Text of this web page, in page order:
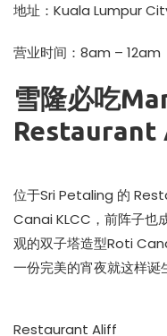
地址：Kuala Lumpur
营业时间：8am – 12am
雪隆必吃
位于Sri Petaling 的
Canai KLCC，前阵子也
观的双子塔造型Roti
一份完美的宵夜就这样诞
Restaurant Aliff